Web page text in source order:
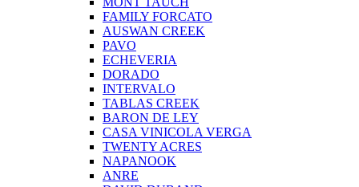
FAMILY FORCATO
AUSWAN CREEK
PAVO
ECHEVERIA
DORADO
INTERVALO
TABLAS CREEK
BARON DE LEY
CASA VINICOLA VERGA
TWENTY ACRES
NAPANOOK
ANRE